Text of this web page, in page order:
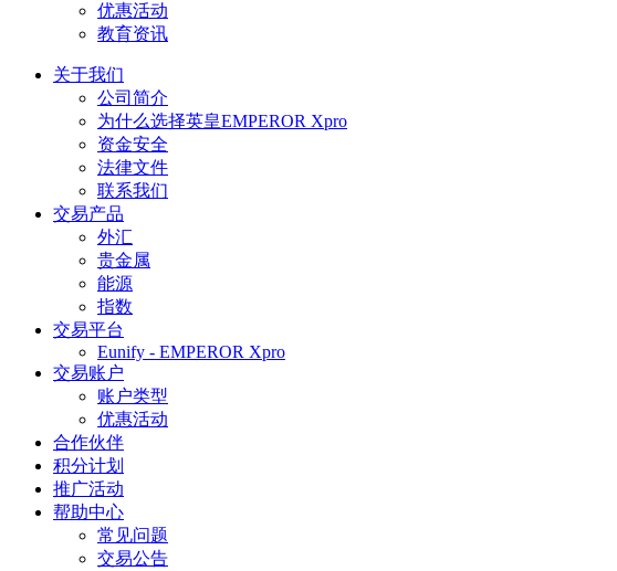
优惠活动
教育资讯
关于我们
公司简介
为什么选择英皇EMPEROR Xpro
资金安全
法律文件
联系我们
交易产品
外汇
贵金属
能源
指数
交易平台
Eunify - EMPEROR Xpro
交易账户
账户类型
优惠活动
合作伙伴
积分计划
推广活动
帮助中心
常见问题
交易公告